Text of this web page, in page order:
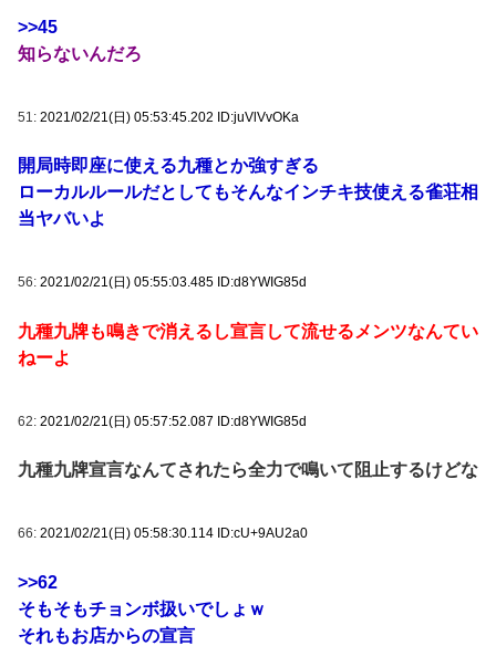
>>45
知らないんだろ
51: 2021/02/21(日) 05:53:45.202 ID:juVlVvOKa
開局時即座に使える九種とか強すぎる
ローカルルールだとしてもそんなインチキ技使える雀荘相
当ヤバいよ
56: 2021/02/21(日) 05:55:03.485 ID:d8YWIG85d
九種九牌も鳴きで消えるし宣言して流せるメンツなんてい
ねーよ
62: 2021/02/21(日) 05:57:52.087 ID:d8YWIG85d
九種九牌宣言なんてされたら全力で鳴いて阻止するけどな
66: 2021/02/21(日) 05:58:30.114 ID:cU+9AU2a0
>>62
そもそもチョンボ扱いでしょｗ
それもお店からの宣言